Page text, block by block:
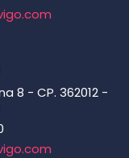
8 - CP. 362012 -